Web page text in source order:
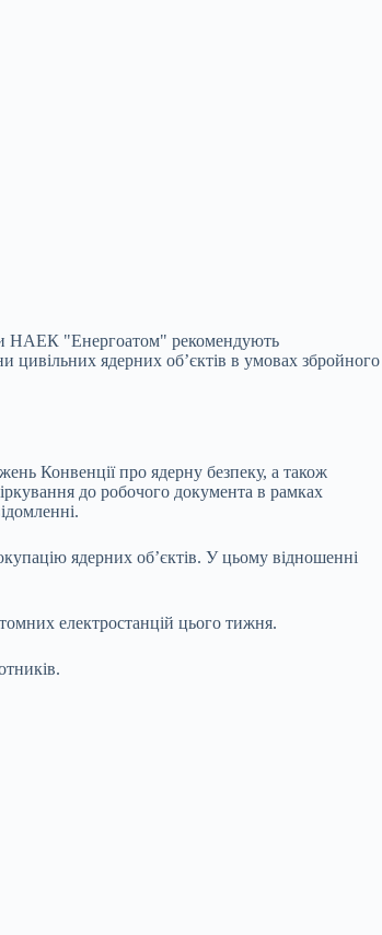
НАЕК "Енергоатом" рекомендують
цивільних ядерних об’єктів в умовах збройного
Конвенції про ядерну безпеку, а також
до робочого документа в рамках
ядерних об’єктів. У цьому відношенні
електростанцій цього тижня.